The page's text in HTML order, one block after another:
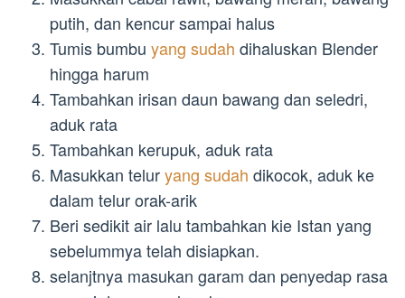
putih, dan kencur sampai halus
Tumis bumbu yang sudah dihaluskan Blender
hingga harum
Tambahkan irisan daun bawang dan seledri,
aduk rata
Tambahkan kerupuk, aduk rata
Masukkan teluryang sudah dikocok, aduk ke
dalam telur orak-arik
Beri sedikit air lalu tambahkan kie Istan yang
sebelummya telah disiapkan.
selanjtnya masukan garam dan penyedap rasa